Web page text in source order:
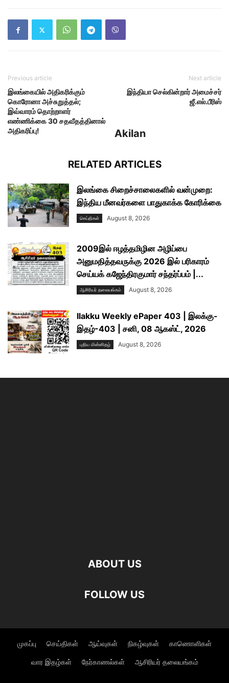
Previous article
இலங்கையில் அதிகரிக்கும்
கொரோனா அச்சுறுத்தல்;
இவ்வாரம் தொற்றாளர்
எண்ணிக்கை 30 சதவீதத்தினால்
அதிகரிப்பு!
Next article
இந்தியா செல்கின்றார் அமைச்சர்
ஜீ.எல்.பீரிஸ்
Akilan
RELATED ARTICLES
இலங்கை சிறைச்சாலைகளில் வன்முறை:
இந்திய மீனவர்களை பாதுகாக்க கோரிக்கை
செய்திகள் August 8, 2026
2009இல் ஈழத்தமிழின அழிப்பை
அனுமதித்தவருக்கு 2026 இல் பரிகாரம்
செய்யக் கஜேந்திரகுமார் சந்தர்ப்பம் |...
ஆசிரியர் தலையங்கம் August 8, 2026
Ilakku Weekly ePaper 403 | இலக்கு-
இதழ்-403 | சனி, 08 ஆகஸ்ட், 2026
புதிய மின்னிதழ் August 8, 2026
ABOUT US
FOLLOW US
முகப்பு செய்திகள் ஆய்வுகள் நிகழ்வுகள் காணொளிகள்
வார இதழ்கள் நேர்காணல்கள் ஆசிரியர் தலையங்கம்